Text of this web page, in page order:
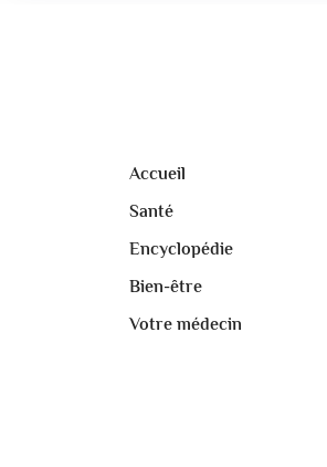
Accueil
Santé
Encyclopédie
Bien-être
Votre médecin